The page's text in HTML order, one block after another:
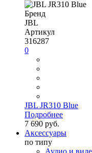
Бренд
JBL
Артикул
316287
0
JBL JR310 Blue
Подробнее
7 690 руб.
Аксессуары
по типу
Аудио и